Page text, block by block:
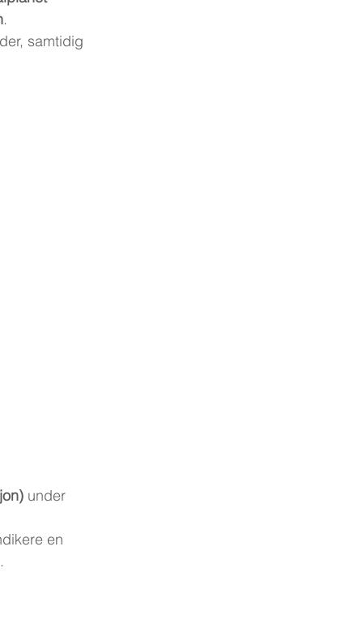
.
samtidig
under
en